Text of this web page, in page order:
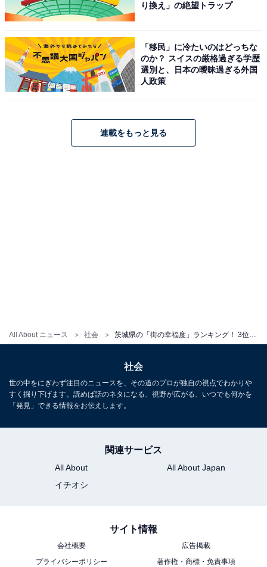
All About ニュース 社会
【おすすめ記事】
・
茨城県の住みここちランキング！ 3位「つくば市」、2位
「東海村」、1位はやはり…！
・
年連続「北海道」、最下位は……？
2
り換え」の絶望トラップ
「移民」に冷たいのはどっちな
のか？ スイスの厳格過ぎる学歴
選別と、日本の曖昧過ぎる外国
人政策
連載をもっと見る
社会
世の中をにぎわず注目のニュースを、その道のプロが独自の視点でわかりや
すく掘り下げます。読めば話のネタになる、視野が広がる、いつでも何かを
「発見」できる情報をお伝えします。
関連サービス
All About
All About Japan
イチオシ
サイト情報
会社概要
広告掲載
プライバシーポリシー
著作権・商標・免責事項